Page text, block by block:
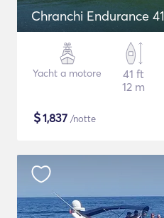
Chranchi Endurance 41
Yacht a motore
41 ft
12 m
$1,837 /notte